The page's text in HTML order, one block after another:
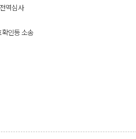
역심사
인등 소송